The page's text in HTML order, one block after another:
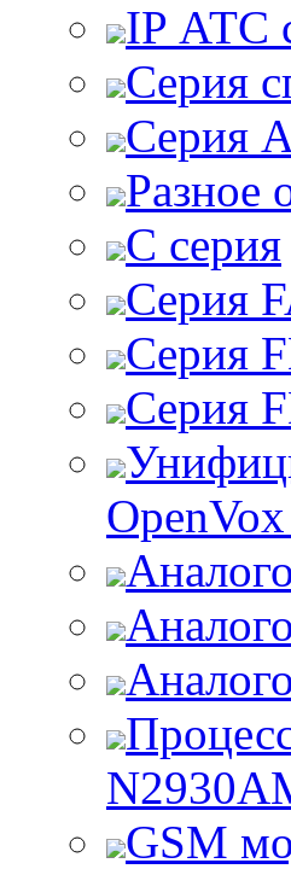
IP АТС
Серия
Серия
Разное
C серия
Серия
Серия
Серия
GSM